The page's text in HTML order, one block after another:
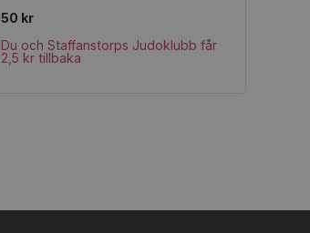
50 kr
Du och Staffanstorps Judoklubb får
2,5 kr tillbaka